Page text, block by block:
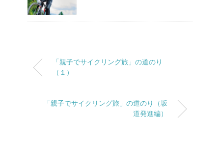
「親子でサイクリング旅」の道のり
（１）
「親子でサイクリング旅」の道のり（坂
道発進編）